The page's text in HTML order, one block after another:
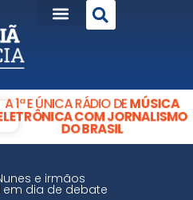
A 1ª E ÚNICA RÁDIO DEMÚSICA
COM JORNALISMO
DO BRASIL
e irmãos
em dia de debate